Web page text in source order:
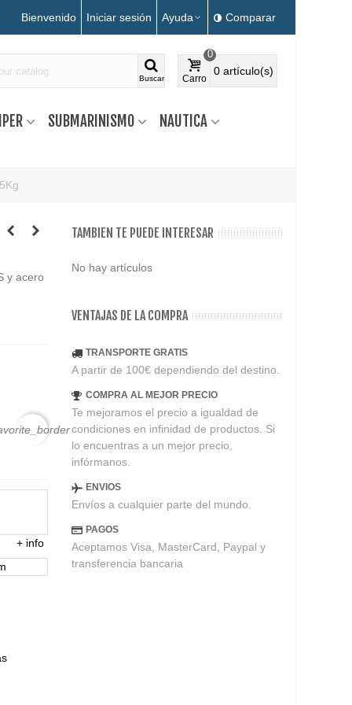
Bienvenido Iniciar sesión Ayuda Comparar
Buscar Carro
0
0 artículo(s)
SUBMARINISMO NAUTICA
y acero
+ info
TAMBIEN TE PUEDE INTERESAR
No hay artículos
VENTAJAS DE LA COMPRA
TRANSPORTE GRATIS
A partir de 100€ dependiendo del destino.
COMPRA AL MEJOR PRECIO
Te mejoramos el precio a igualdad de
condiciones en infinidad de productos. Si
lo encuentras a un mejor precio,
infórmanos.
ENVIOS
Envíos a cualquier parte del mundo.
PAGOS
Aceptamos Visa, MasterCard, Paypal y
transferencia bancaria